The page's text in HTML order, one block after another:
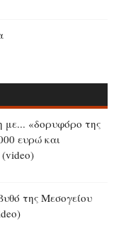
με... «δορυφόρο της
ευρώ και
της Μεσογείου